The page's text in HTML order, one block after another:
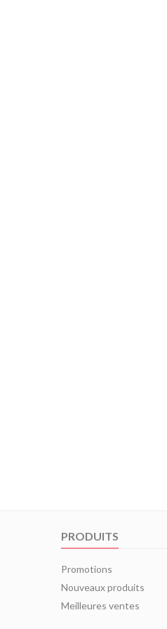
PRODUITS
Promotions
Nouveaux produits
Meilleures ventes